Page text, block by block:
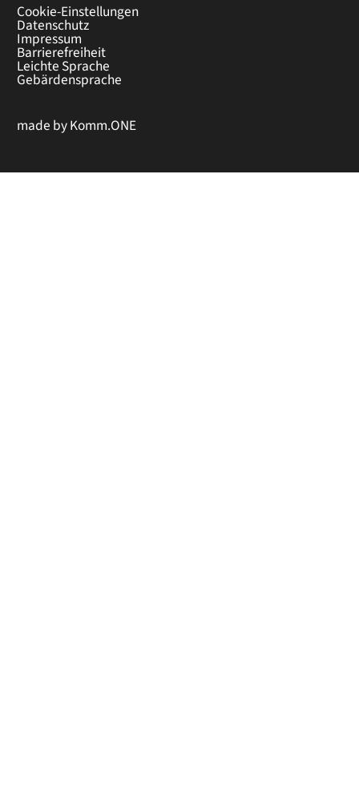
Cookie-Einstellungen
Datenschutz
Impressum
Barrierefreiheit
Leichte Sprache
Gebärdensprache
made byKomm.ONE